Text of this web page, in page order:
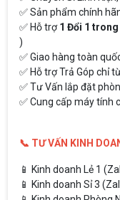
✅ Sản phẩm chính
✅ Hỗ trợ1 Đổi 1 trong
)
✅ Giao hàng toàn
✅ Hỗ trợ Trả Góp chỉ
✅ Tư Vấn lắp đặt
✅ Cung cấp máy tính
📞 TƯ VẤN KINH
📱 Kinh doanh Lẻ 1
📱 Kinh doanh Sỉ 3